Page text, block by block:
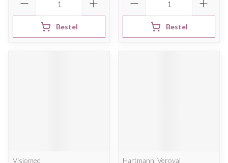
Bestel Bestel
Visiomed
Hartmann, Veroval